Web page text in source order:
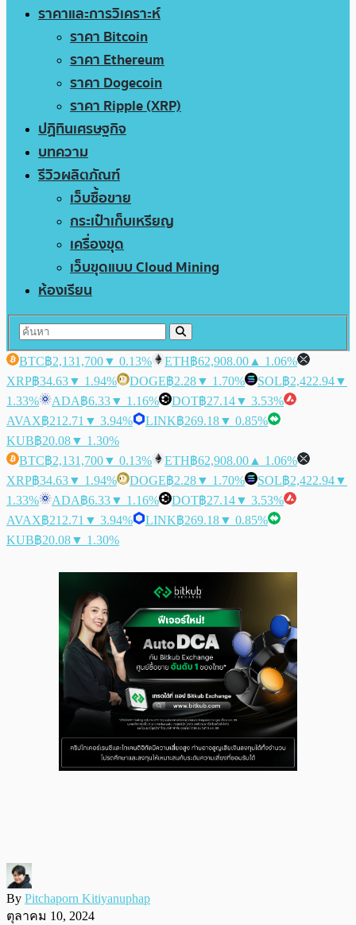
ราคาและการวิเคราะห์
ราคา Bitcoin
ราคา Ethereum
ราคา Dogecoin
ราคา Ripple (XRP)
ปฏิทินเศรษฐกิจ
บทความ
รีวิวผลิตภัณฑ์
เว็บซื้อขาย
กระเป๋าเก็บเหรียญ
เครื่องขุด
เว็บขุดแบบ Cloud Mining
ห้องเรียน
BTC฿2,131,700▼ 0.13% ETH฿62,908.00 ▲ 1.06%
XRP฿34.63▼ 1.94% DOGE฿2.28▼ 1.70% SOL฿2,422.94▼
1.33%
ADA฿6.33▼ 1.16% DOT฿27.14▼ 3.53%
AVAX฿212.71 ▼ 3.94% LINK฿269.18▼ 0.85%
KUB฿20.08▼ 1.30%
BTC฿2,131,700▼ 0.13% ETH฿62,908.00 ▲ 1.06%
XRP฿34.63▼ 1.94% DOGE฿2.28▼ 1.70% SOL฿2,422.94▼
1.33%
ADA฿6.33▼ 1.16% DOT฿27.14▼ 3.53%
AVAX฿212.71 ▼ 3.94% LINK฿269.18▼ 0.85%
KUB฿20.08▼ 1.30%
By Pitchaporn Kitiyanuphap
ตุลาคม 10, 2024